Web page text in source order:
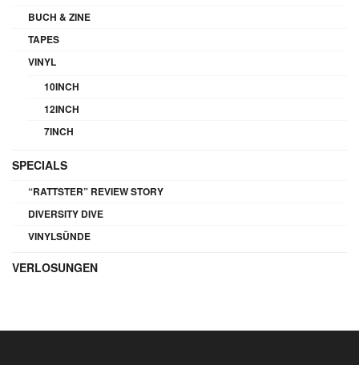
BUCH & ZINE
TAPES
VINYL
10INCH
12INCH
7INCH
SPECIALS
“RATTSTER” REVIEW STORY
DIVERSITY DIVE
VINYLSÜNDE
VERLOSUNGEN